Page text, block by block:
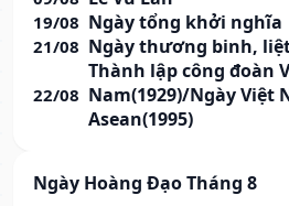
19/08 Ngày tổng khởi nghĩa
21/08 Ngày thương binh,
22/08
Thành lập công đoàn
Nam(1929)/Ngày Việt
Asean(1995)
Ngày Hoàng Đạo Tháng 8